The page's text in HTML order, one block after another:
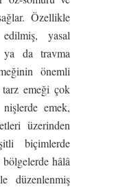
Özellikle
yasal
ya da travma
önemli
tarz emeği çok
emek,
üzerinden
biçimlerde
hâlâ
düzenlenmiş